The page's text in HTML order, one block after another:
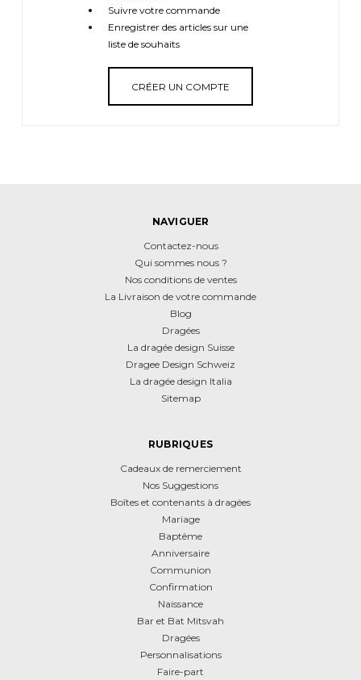
Suivre votre commande
Enregistrer des articles sur une
liste de souhaits
CRÉER UN COMPTE
NAVIGUER
Contactez-nous
Qui sommes nous ?
Nos conditions de ventes
La Livraison de votre commande
Blog
Dragées
La dragée design Suisse
Dragee Design Schweiz
La dragée design Italia
Sitemap
RUBRIQUES
Cadeaux de remerciement
Nos Suggestions
Boîtes et contenants à dragées
Mariage
Baptême
Anniversaire
Communion
Confirmation
Naissance
Bar et Bat Mitsvah
Dragées
Personnalisations
Faire-part